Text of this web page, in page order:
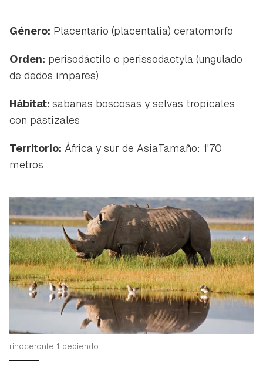
Género: Placentario (placentalia) ceratomorfo
Orden: perisodáctilo o perissodactyla (ungulado
de dedos impares)
Hábitat: sabanas boscosas y selvas tropicales
con pastizales
Territorio: África y sur de AsiaTamaño: 1'70
metros
rinoceronte 1 bebiendo